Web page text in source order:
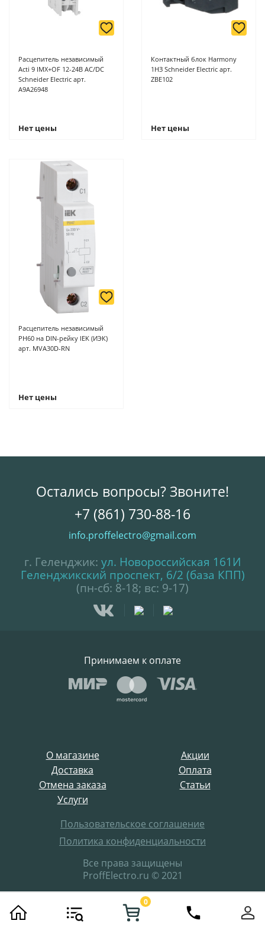
Расцепитель независимый
Acti 9 IMX+OF 12-24B AC/DC
Schneider Electric арт.
A9A26948
Нет цены
Контактный блок Harmony
1НЗ Schneider Electric арт.
ZBE102
Нет цены
Расцепитель независимый
РН60 на DIN-рейку IEK (ИЭК)
арт. MVA30D-RN
Нет цены
О магазине
Акции
Доставка
Оплата
Отмена заказа
Статьи
Услуги
Пользовательское соглашение
Политика конфиденциальности
Все права защищены
ProffElectro.ru © 2021
Остались вопросы? Звоните!
+7 (861) 730-88-16
info.proffelectro@gmail.com
г. Геленджик: ул. Новороссийская 161И
Геленджикский проспект, 6/2 (база КПП)
(пн-сб: 8-18; вс: 9-17)
Принимаем к оплате
0